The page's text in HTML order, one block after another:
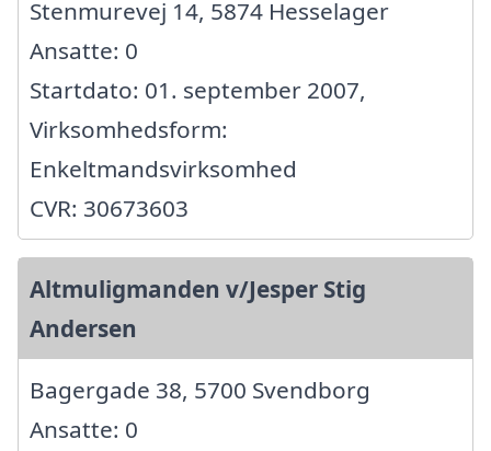
Stenmurevej 14, 5874 Hesselager
Ansatte: 0
Startdato: 01. september 2007,
Virksomhedsform:
Enkeltmandsvirksomhed
CVR: 30673603
Altmuligmanden v/Jesper Stig
Andersen
Bagergade 38, 5700 Svendborg
Ansatte: 0